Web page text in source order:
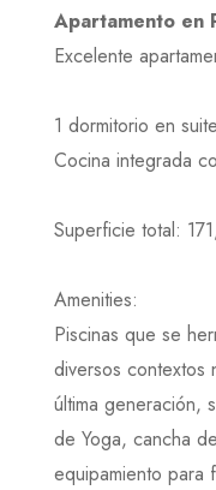
Apartamento en
Excelente
1 dormitorio en
Cocina integrada
Superficie total:
Amenities:
Piscinas que se
diversos contextos
última generación,
de Yoga, cancha
equipamiento para